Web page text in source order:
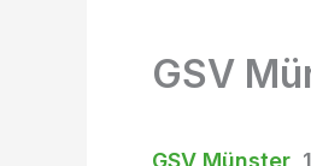
GSV
GSV Münster 1